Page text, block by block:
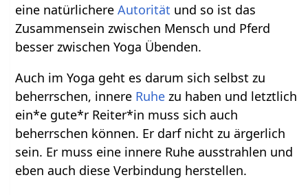
eine natürlichereAutorität und so ist das
Zusammensein zwischen Mensch und Pferd
besser zwischen Yoga Übenden.
Auch im Yoga geht es darum sich selbst zu
beherrschen, innere Ruhe zu haben und letztlich
ein*e gute*r Reiter*in muss sich auch
beherrschen können. Er darf nicht zu ärgerlich
sein. Er muss eine innere Ruhe ausstrahlen und
eben auch diese Verbindung herstellen.